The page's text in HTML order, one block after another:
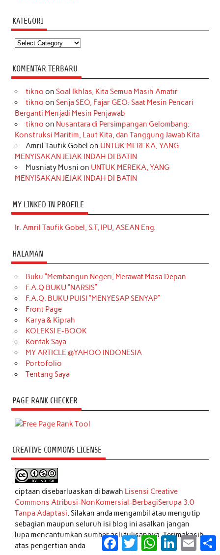
KATEGORI
Kategori
KOMENTAR TERBARU
tikno on Soal Ikhlas, Kita Semua Masih Amatir
tikno on Senja SEO, Fajar GEO: Saat Mesin Pencari
Berganti Menjadi Mesin Penjawab
tikno on Nusantara di Persimpangan Gelombang:
Konstruksi Maritim, Laut Kita, dan Tanggung Jawab Kita
Amril Taufik Gobel on UNTUK MEREKA, YANG
MENYISAKAN JEJAK INDAH DI BATIN
Musniaty Musni on UNTUK MEREKA, YANG
MENYISAKAN JEJAK INDAH DI BATIN
MY LINKED IN PROFILE
Ir. Amril Taufik Gobel, S.T, IPU, ASEAN Eng.
HALAMAN
Buku “Membangun Negeri, Merawat Masa Depan
F.A.Q BUKU “NARSIS”
F.A.Q. BUKU PUISI “MENYESAP SENYAP”
Front Page
Karya & Kiprah
KOLEKSI E-BOOK
Kontak Saya
MY ARTICLE @YAHOO INDONESIA
Portofolio
Tentang Saya
PAGE RANK CHECKER
CREATIVE COMMONS LICENSE
ciptaan disebarluaskan di bawah Lisensi Creative
Commons Atribusi-NonKomersial-BerbagiSerupa 3.0
Tanpa Adaptasi . Silakan anda mengambil atau mengutip
sebagian maupun seluruh isi blog ini asalkan jangan
lupa mencantumkan sumber asli tulisannya. Terimakasih
atas pengertian anda
Facebook
TwitterWhatsApp
LinkedInEmail